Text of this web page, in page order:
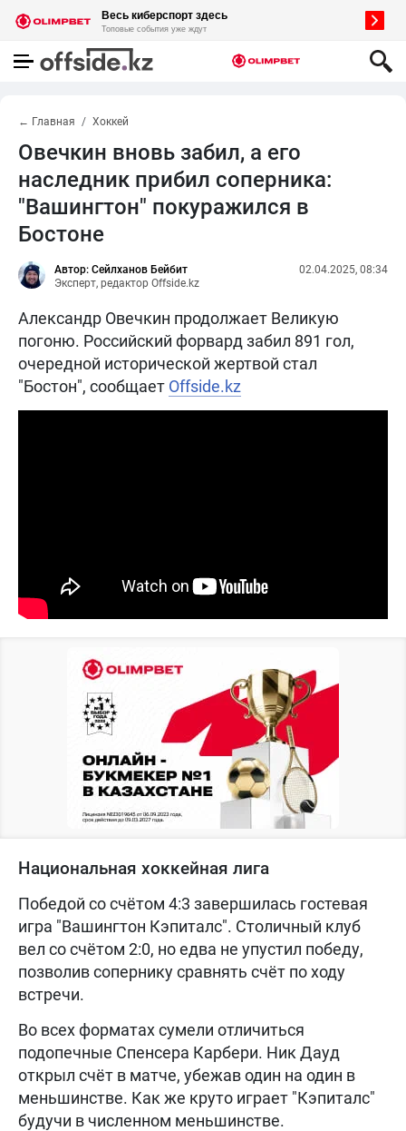
← Главная Хоккей
Овечкин вновь забил, а его
наследник прибил соперника:
"Вашингтон" покуражился в
Бостоне
Автор: Сейлханов Бейбит
Эксперт, редактор Offside.kz
02.04.2025, 08:34
Александр Овечкин продолжает Великую
погоню. Российский форвард забил 891 гол,
очередной исторической жертвой стал
"Бостон", сообщает Offside.kz
Национальная хоккейная лига
Победой со счётом 4:3 завершилась гостевая
игра "Вашингтон Кэпиталс". Столичный клуб
вел со счётом 2:0, но едва не упустил победу,
позволив сопернику сравнять счёт по ходу
встречи.
Во всех форматах сумели отличиться
подопечные Спенсера Карбери. Ник Дауд
открыл счёт в матче, убежав один на один в
меньшинстве. Как же круто играет "Кэпиталс"
будучи в численном меньшинстве.